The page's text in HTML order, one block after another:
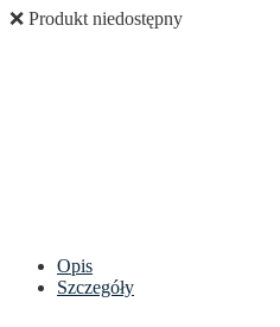
❌ Produkt niedostępny
Opis
Szczegóły